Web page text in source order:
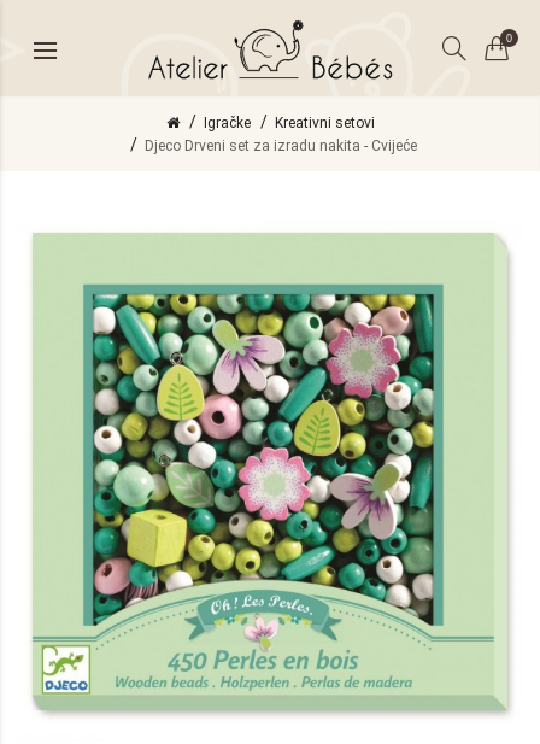
0
Igračke
Kreativni setovi
Djeco Drveni set za izradu nakita - Cvijeće